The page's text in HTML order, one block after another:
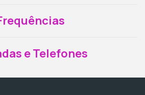
e Telefones